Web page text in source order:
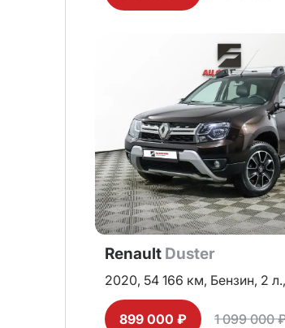
Renault Duster
2020, 54 166 км, Бензин, 2 л.,
899 000 ₽ 1 099 000